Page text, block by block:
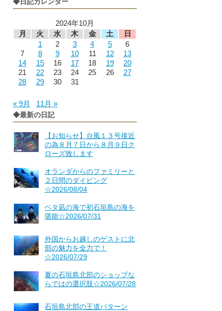
◆日記カレンダー
2024年10月
月
火 水 木 金 土
日
1
2 3 4 5
6
7
8 9 10 11 12
13
14
15 16 17 18 19
20
21
22 23 24 25 26
27
28
29 30 31
« 9月 11月 »
◆最新の日記
【お知らせ】台風１３号接近
の為８月７日から８月９日ク
ローズ致します
オランダからのファミリーと
２日間のダイビング
☆2026/08/04
ベタ凪の海で初石垣島の海を
堪能☆2026/07/31
外国からお越しのゲストに北
部の魅力を全力で！
☆2026/07/29
夏の石垣島北部のショップな
らではの選択肢☆2026/07/28
石垣島北部の王道パターン